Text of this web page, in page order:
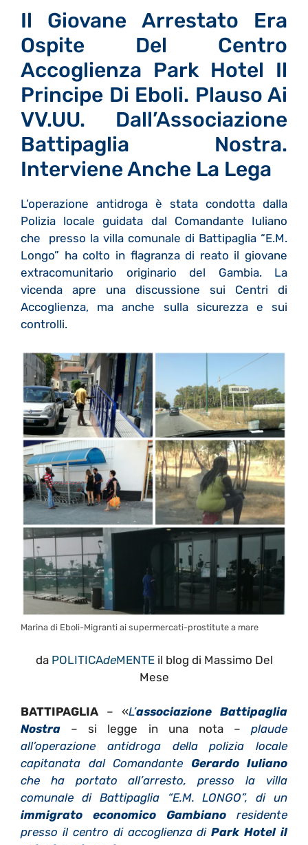
Il Giovane Arrestato Era
Ospite Del Centro
Accoglienza Park Hotel Il
Principe Di Eboli. Plauso Ai
VV.UU. Dall’Associazione
Battipaglia Nostra.
Interviene Anche La Lega
L’operazione antidroga è stata condotta dalla
Polizia locale guidata dal Comandante Iuliano
che presso la villa comunale di Battipaglia “E.M.
Longo” ha colto in flagranza di reato il giovane
extracomunitario originario del Gambia. La
vicenda apre una discussione sui Centri di
Accoglienza, ma anche sulla sicurezza e sui
controlli.
Marina di Eboli-Migranti ai supermercati-prostitute a mare
da POLITICAdeMENTEil blog di Massimo Del
Mese
BATTIPAGLIA – «L’associazione Battipaglia
Nostra
– si legge in una nota – plaude
all’operazione antidroga della polizia locale
capitanata dal Comandante Gerardo Iuliano
che ha portato all’arresto, presso la villa
comunale di Battipaglia “E.M. LONGO”, di un
immigrato economico Gambiano residente
presso il centro di accoglienza diPark Hotel il